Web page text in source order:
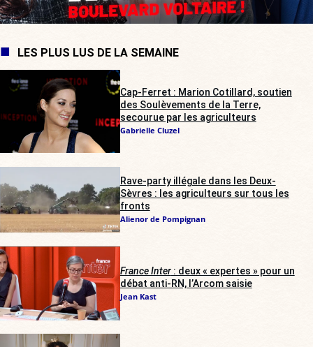
LES PLUS LUS DE LA SEMAINE
Cap-Ferret : Marion Cotillard, soutien
des Soulèvements de la Terre,
secourue par les agriculteurs
Gabrielle Cluzel
Rave-party illégale dans les Deux-
Sèvres : les agriculteurs sur tous les
fronts
Alienor de Pompignan
France Inter: deux « expertes » pour un
débat anti-RN, l’Arcom saisie
Jean Kast